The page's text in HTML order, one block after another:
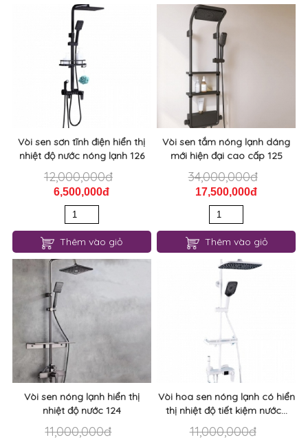
Vòi sen sơn tĩnh điện hiển thị
nhiệt độ nước nóng lạnh 126
12,000,000đ
6,500,000đ
Thêm vào giỏ
Vòi sen tắm nóng lạnh dáng
mới hiện đại cao cấp 125
34,000,000đ
17,500,000đ
Thêm vào giỏ
Vòi sen nóng lạnh hiển thị
nhiệt độ nước 124
11,000,000đ
Vòi hoa sen nóng lạnh có hiển
thị nhiệt độ tiết kiệm nước...
11,000,000đ